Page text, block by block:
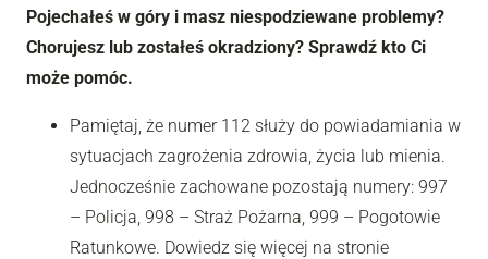
Pojechałeś w góry i masz niespodziewane problemy?
Chorujesz lub zostałeś okradziony? Sprawdź kto Ci
może pomóc.
Pamiętaj, że numer 112 służy do powiadamiania w
sytuacjach zagrożenia zdrowia, życia lub mienia.
Jednocześnie zachowane pozostają numery: 997
– Policja, 998 – Straż Pożarna, 999 – Pogotowie
Ratunkowe. Dowiedz się więcej na stronie